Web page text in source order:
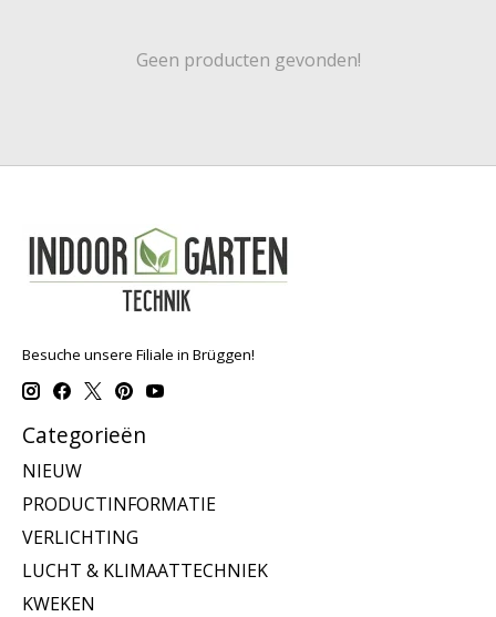
Geen producten gevonden!
Besuche unsere Filiale in Brüggen!
Categorieën
NIEUW
PRODUCTINFORMATIE
VERLICHTING
LUCHT & KLIMAATTECHNIEK
KWEKEN